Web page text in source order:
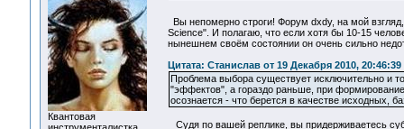
Квантовая
Вы непомерно строги! Форум dxdy, на мой
Science". И полагаю, что если хотя бы 10-15
нынешнем своём состоянии он очень сильно
Цитата: Станислав от 19 Декабря 2010, 20:46:39
Проблема выбора существует исключительно и
"эффектов", а гораздо раньше, при
осознается - что берется в качестве исходных,
Судя по вашей реплике, вы придерживаетесь